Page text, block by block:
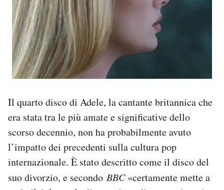
Il quarto disco di Adele, la cantante britannica che
era stata tra le più amate e significative dello
scorso decennio, non ha probabilmente avuto
l’impatto dei precedenti sulla cultura pop
internazionale. È stato descritto come il disco del
suo divorzio, e secondo BBC«certamente mette a